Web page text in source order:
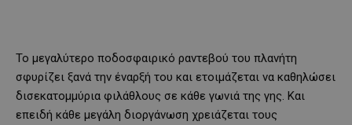
Το μεγαλύτερο ποδοσφαιρικό ραντεβού του πλανήτη
σφυρίζει ξανά την έναρξή του και ετοιμάζεται να καθηλώσει
δισεκατομμύρια φιλάθλους σε κάθε γωνιά της γης. Και
επειδή κάθε μεγάλη διοργάνωση χρειάζεται τους